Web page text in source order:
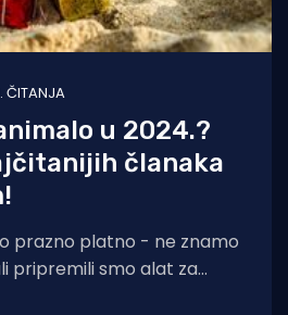
ČITANJA
u 2024.?
članaka
prazno platno - ne znamo
pripremili smo alat za